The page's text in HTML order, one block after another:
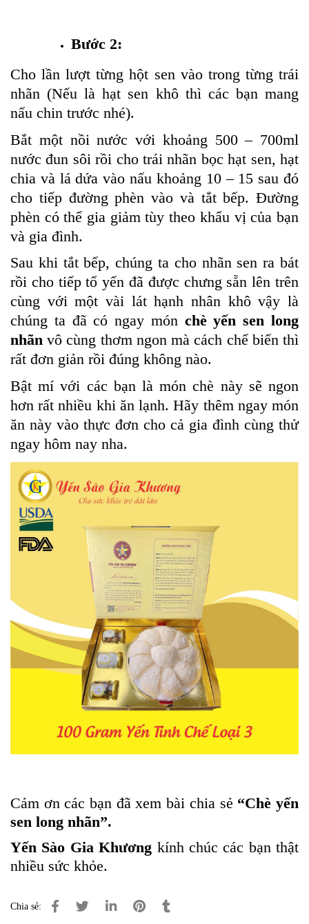
Bước 2:
Cho lần lượt từng hột sen vào trong từng trái
nhãn (Nếu là hạt sen khô thì các bạn mang
nấu chin trước nhé).
Bắt một nồi nước với khoảng 500 – 700ml
nước đun sôi rồi cho trái nhãn bọc hạt sen, hạt
chia và lá dứa vào nấu khoảng 10 – 15 sau đó
cho tiếp đường phèn vào và tắt bếp. Đường
phèn có thể gia giảm tùy theo khẩu vị của bạn
và gia đình.
Sau khi tắt bếp, chúng ta cho nhãn sen ra bát
rồi cho tiếp tổ yến đã được chưng sẵn lên trên
cùng với một vài lát hạnh nhân khô vậy là
chúng ta đã có ngay món chè yến sen long
nhãn vô cùng thơm ngon mà cách chế biến thì
rất đơn giản rồi đúng không nào.
Bật mí với các bạn là món chè này sẽ ngon
hơn rất nhiều khi ăn lạnh. Hãy thêm ngay món
ăn này vào thực đơn cho cả gia đình cùng thử
ngay hôm nay nha.
Cảm ơn các bạn đã xem bài chia sẻ “Chè yến
sen long nhãn”.
Yến Sào Gia Khương kính chúc các bạn thật
nhiều sức khỏe.
Chia sẻ: